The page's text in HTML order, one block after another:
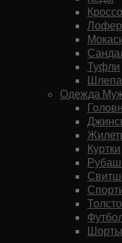
Туфли
Одежда
Куртки
Шорты